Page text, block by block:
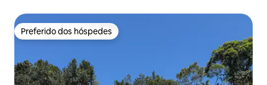
Preferido dos hóspedes
Preferido dos hóspedes